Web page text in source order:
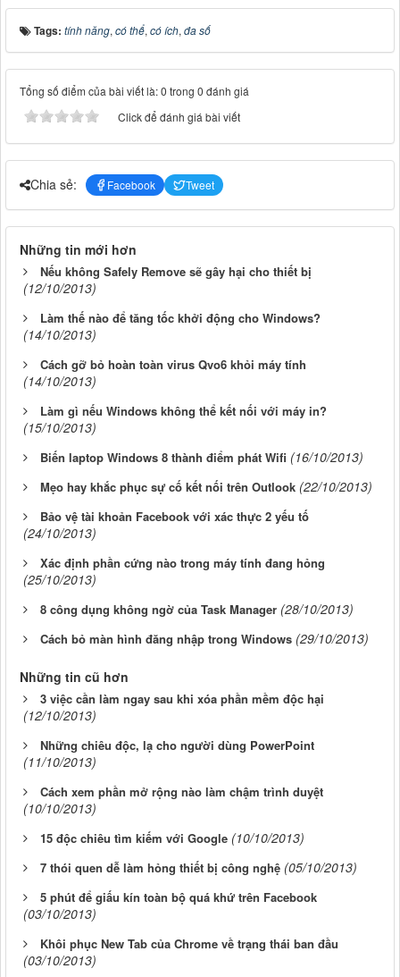
Tags: tính năng, có thể, có ích, đa số
Tổng số điểm của bài viết là: 0 trong 0 đánh giá
Click để đánh giá bài viết
Chia sẻ: Facebook Tweet
Những tin mới hơn
Nếu không Safely Remove sẽ gây hại cho thiết bị
(12/10/2013)
Làm thế nào để tăng tốc khởi động cho Windows?
(14/10/2013)
Cách gỡ bỏ hoàn toàn virus Qvo6 khỏi máy tính
(14/10/2013)
Làm gì nếu Windows không thể kết nối với máy in?
(15/10/2013)
Biến laptop Windows 8 thành điểm phát Wifi (16/10/2013)
Mẹo hay khắc phục sự cố kết nối trên Outlook (22/10/2013)
Bảo vệ tài khoản Facebook với xác thực 2 yếu tố
(24/10/2013)
Xác định phần cứng nào trong máy tính đang hỏng
(25/10/2013)
8 công dụng không ngờ của Task Manager (28/10/2013)
Cách bỏ màn hình đăng nhập trong Windows (29/10/2013)
Những tin cũ hơn
3 việc cần làm ngay sau khi xóa phần mềm độc hại
(12/10/2013)
Những chiêu độc, lạ cho người dùng PowerPoint
(11/10/2013)
Cách xem phần mở rộng nào làm chậm trình duyệt
(10/10/2013)
15 độc chiêu tìm kiếm với Google (10/10/2013)
7 thói quen dễ làm hỏng thiết bị công nghệ (05/10/2013)
5 phút để giấu kín toàn bộ quá khứ trên Facebook
(03/10/2013)
Khôi phục New Tab của Chrome về trạng thái ban đầu
(03/10/2013)